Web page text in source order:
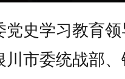
史学习教育领
川市委统战部